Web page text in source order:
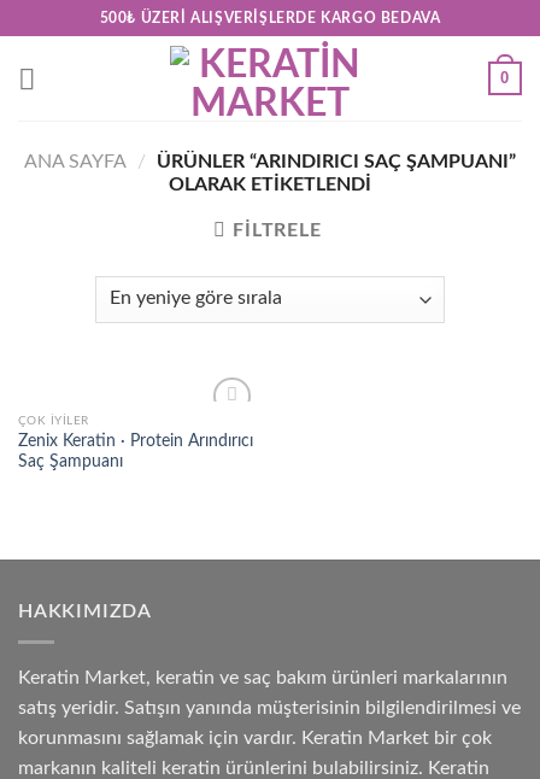
content
500₺ ÜZERI ALIŞVERIŞLERDE KARGO BEDAVA
0
ANA SAYFA /
ÜRÜNLER “ARINDIRICI SAÇ ŞAMPUANI”
OLARAK ETIKETLENDI
FILTRELE
Add to
wishlist
ÇOK İYILER
Zenix Keratin · Protein Arındırıcı
Saç Şampuanı
HAKKIMIZDA
Keratin Market, keratin ve saç bakım ürünleri markalarının
satış yeridir. Satışın yanında müşterisinin bilgilendirilmesi ve
korunmasını sağlamak için vardır. Keratin Market bir çok
markanın kaliteli keratin ürünlerini bulabilirsiniz. Keratin